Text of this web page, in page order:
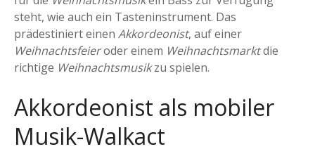
steht, wie auch ein Tasteninstrument. Das
prädestiniert einen Akkordeonist, auf einer
Weihnachtsfeieroder einem Weihnachtsmarktdie
richtige Weihnachtsmusikzu spielen.
Akkordeonist als mobiler
Musik-Walkact